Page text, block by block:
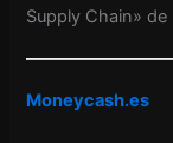
Supply Chain» de
Moneycash.es